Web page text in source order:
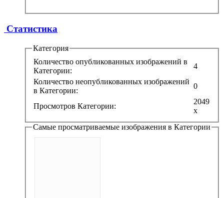
Статистика
Категория
Количество опубликованных изображений в
Категории:
4
Количество неопубликованных изображений
в Категории:
0
Просмотров Категории:
2049
x
Самые просматриваемые изображения в Категории